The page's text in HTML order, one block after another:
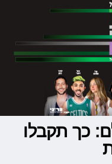
כך תקבלו